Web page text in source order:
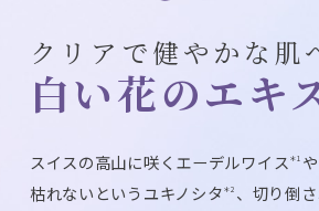
クリアで健やかな肌
白い花のエキ
スイスの高山に咲くエーデルワイス ＊1
枯れないというユキノシタ ＊2 、切り倒